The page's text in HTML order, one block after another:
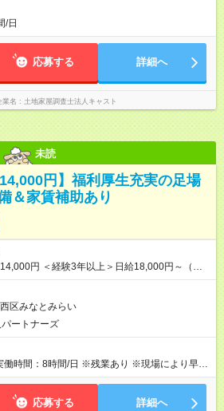
/日
応募する 詳細へ
業名 土地家屋調査士法人キャスト
未読
円】福利厚生充実の足場
＆家賃補助あり
円 ＜経験3年以上＞日給18,000円～（応
円） ・子供手当：高校生まで1人3,000円／
試用期間なし
区みなとみらい
ートナーズ
働時間：8時間/日 ※残業あり ※現場により早上
応募する 詳細へ